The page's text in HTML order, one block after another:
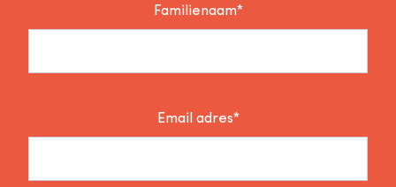
Familienaam*
Email adres*